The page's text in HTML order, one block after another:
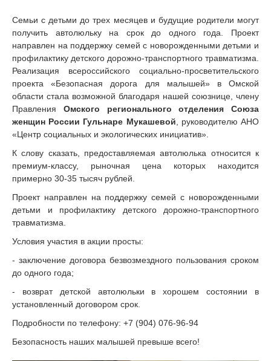
Семьи с детьми до трех месяцев и будущие родители могут
получить автолюльку на срок до одного года. Проект
направлен на поддержку семей с новорожденными детьми и
профилактику детского дорожно-транспортного травматизма.
Реализация всероссийского социально-просветительского
проекта «Безопасная дорога для малышей» в Омской
области стала возможной благодаря нашей союзнице, члену
Правления Омского регионального отделения Союза
женщин России Гульнаре Мукашевой , руководителю АНО
«Центр социальных и экологических инициатив».
К слову сказать, предоставляемая автолюлька относится к
премиум-классу, рыночная цена которых находится
примерно 30-35 тысяч рублей.
Проект направлен на поддержку семей с новорожденными
детьми и профилактику детского дорожно-транспортного
травматизма.
Условия участия в акции просты:
- заключение договора безвозмездного пользования сроком
до одного года;
- возврат детской автолюльки в хорошем состоянии в
установленный договором срок.
Подробности по телефону: +7 (904) 076-96-94
Безопасность наших малышей превыше всего!